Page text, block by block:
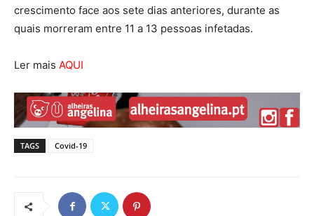
crescimento face aos sete dias anteriores, durante as
quais morreram entre 11 a 13 pessoas infetadas.
Ler mais AQUI
TAGS Covid-19